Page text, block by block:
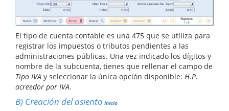
El tipo de cuenta contable es una 475 que se utiliza para
registrar los impuestos o tributos pendientes a las
administraciones públicas. Una vez indicado los dígitos y
nombre de la subcuenta, tienes que rellenar el campo de
Tipo IVA y seleccionar la única opción disponible: H.P.
acreedor por IVA.
B) Creación del asiento inicio